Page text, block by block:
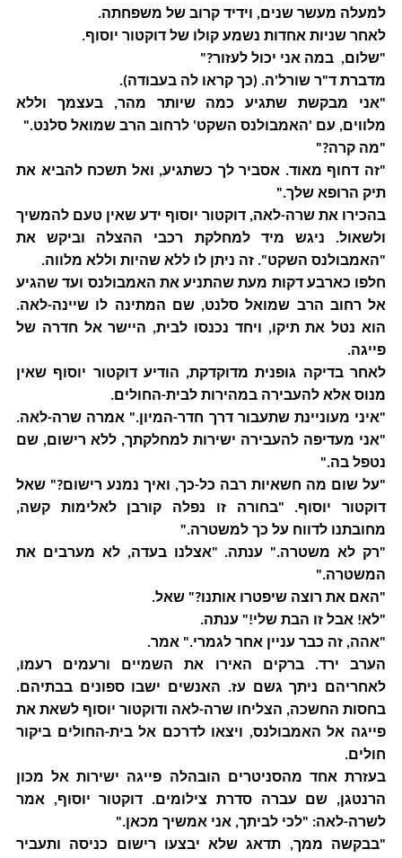
למעלה מעשר שנים, וידיד קרוב של משפחתה.
לאחר שניות אחדות נשמע קולו של דוקטור יוסוף.
"שלום, במה אני יכול לעזור?"
מדברת ד"ר שורל'ה. (כך קראו לה בעבודה).
"אני מבקשת שתגיע כמה שיותר מהר, בעצמך וללא
מלווים, עם 'האמבולנס השקט' לרחוב הרב שמואל סלנט."
"מה קרה?"
"זה דחוף מאוד. אסביר לך כשתגיע, ואל תשכח להביא את
תיק הרופא שלך."
בהכירו את שרה-לאה, דוקטור יוסוף ידע שאין טעם להמשיך
ולשאול. ניגש מיד למחלקת רכבי ההצלה וביקש את
"האמבולנס השקט". זה ניתן לו ללא שהיות וללא מלווה.
חלפו כארבע דקות מעת שהתניע את האמבולנס ועד שהגיע
אל רחוב הרב שמואל סלנט, שם המתינה לו שיינה-לאה.
הוא נטל את תיקו, ויחד נכנסו לבית, היישר אל חדרה של
פייגה.
לאחר בדיקה גופנית מדוקדקת, הודיע דוקטור יוסוף שאין
מנוס אלא להעבירה במהירות לבית-החולים.
"איני מעוניינת שתעבור דרך חדר-המיון." אמרה שרה-לאה.
"אני מעדיפה להעבירה ישירות למחלקתך, ללא רישום, שם
נטפל בה."
"על שום מה חשאיות רבה כל-כך, ואיך נמנע רישום?" שאל
דוקטור יוסוף. "בחורה זו נפלה קורבן לאלימות קשה,
מחובתנו לדווח על כך למשטרה."
"רק לא משטרה." ענתה. "אצלנו בעדה, לא מערבים את
המשטרה."
"האם את רוצה שיפטרו אותנו?" שאל.
"לא! אבל זו הבת שלי!" ענתה.
"אהה, זה כבר עניין אחר לגמרי." אמר.
הערב ירד. ברקים האירו את השמיים ורעמים רעמו,
לאחריהם ניתך גשם עז. האנשים ישבו ספונים בבתיהם.
בחסות החשכה, הצליחו שרה-לאה ודוקטור יוסוף לשאת את
פייגה אל האמבולנס, ויצאו לדרכם אל בית-החולים ביקור
חולים.
בעזרת אחד מהסניטרים הובהלה פייגה ישירות אל מכון
הרנטגן, שם עברה סדרת צילומים. דוקטור יוסוף, אמר
לשרה-לאה: "לכי לביתך, אני אמשיך מכאן."
"בבקשה ממך, תדאג שלא יבצעו רישום כניסה ותעביר